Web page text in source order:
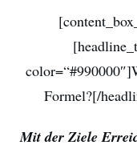
Formel?[/
Mit der Ziele